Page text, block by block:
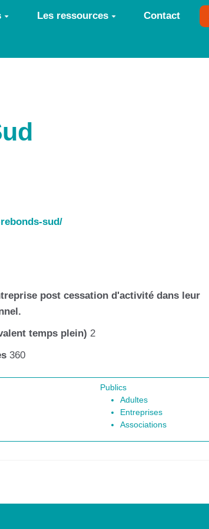
Les ressources Contact
sud/
post cessation d'activité dans leur
temps plein) 2
360
Publics
Adultes
Entreprises
Associations